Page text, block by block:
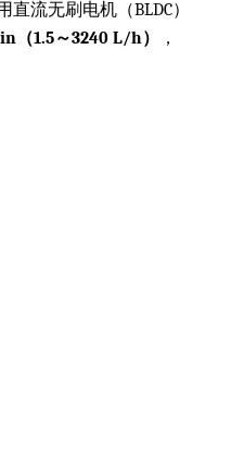
直流无刷电机（BLDC）
1.5～3240 L/h）
，